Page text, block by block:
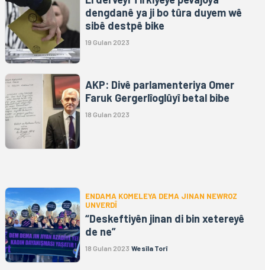
dengdanê ya ji bo tûra duyem wê
sibê destpê bike
19 Gulan 2023
AKP: Divê parlamenteriya Omer
Faruk Gergerlîoglûyî betal bibe
18 Gulan 2023
ENDAMA KOMELEYA DEMA JINAN NEWROZ
UNVERDÎ
“Deskeftiyên jinan di bin xetereyê
de ne”
18 Gulan 2023 Wesîla Torî